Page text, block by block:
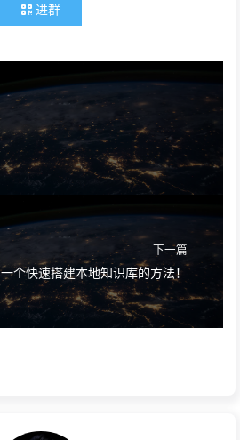
进群
下一篇
个快速搭建本地知识库的方法！